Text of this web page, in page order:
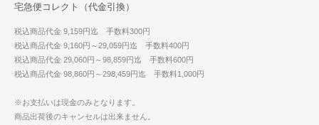
宅急便コレクト（代金引換）
税込商品代金 9,159円迄 手数料300円
税込商品代金 9,160円～29,059円迄 手数料400円
税込商品代金 29,060円～98,859円迄 手数料600円
税込商品代金 98,860円～298,459円迄 手数料1,000円
※お支払いは現金のみとなります。
商品出荷後のキャンセルは出来ません。